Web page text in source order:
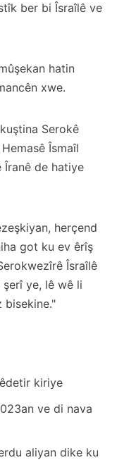
ber bi Îsraîlê ve
hatin
xwe.
Serokê
Îsmaîl
Îranê de hatiye
herçend
got ku ev êrîş
Îsraîlê
şerî ye, lê wê li
bisekine."
kiriye
ve di nava
aliyan dike ku